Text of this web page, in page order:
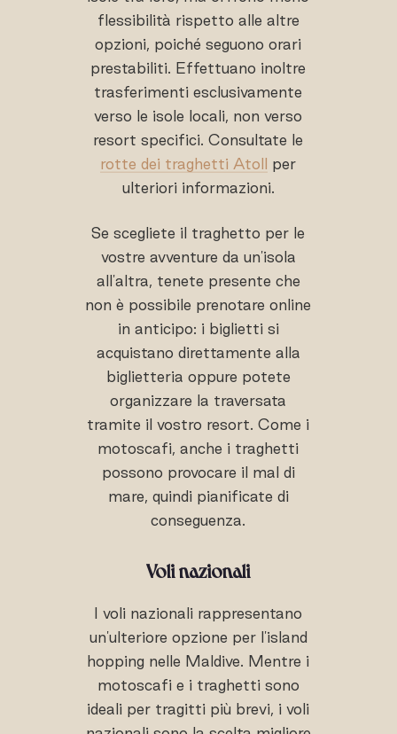
flessibilità rispetto alle altre
opzioni, poiché seguono orari
prestabiliti. Effettuano inoltre
trasferimenti esclusivamente
verso le isole locali, non verso
resort specifici. Consultate le
rotte dei traghetti Atoll per
ulteriori informazioni.
Se scegliete il traghetto per le
vostre avventure da un'isola
all'altra, tenete presente che
non è possibile prenotare online
in anticipo: i biglietti si
acquistano direttamente alla
biglietteria oppure potete
organizzare la traversata
tramite il vostro resort. Come i
motoscafi, anche i traghetti
possono provocare il mal di
mare, quindi pianificate di
conseguenza.
Voli nazionali
I voli nazionali rappresentano
un'ulteriore opzione per l'island
hopping nelle Maldive. Mentre i
motoscafi e i traghetti sono
ideali per tragitti più brevi, i voli